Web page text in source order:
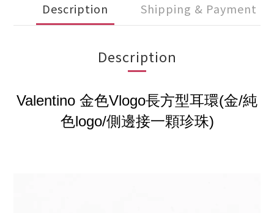
Description Shipping & Payment
Description
Valentino 金色Vlogo長方型耳環(金/純
色logo/側邊接一顆珍珠)